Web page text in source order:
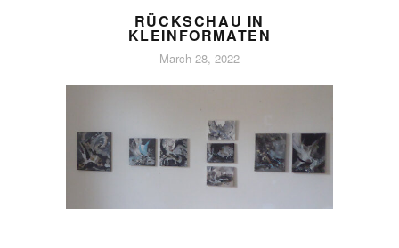
RÜCKSCHAU IN
KLEINFORMATEN
March 28, 2022